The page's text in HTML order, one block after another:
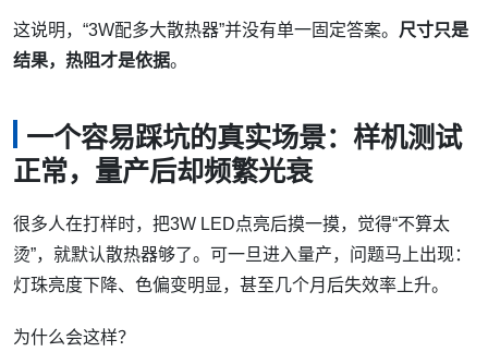
这说明，“3W配多大散热器”并没有单一固定答案。 尺寸只是
结果，热阻才是依据。
一个容易踩坑的真实场景：样机测试
正常，量产后却频繁光衰
很多人在打样时，把3W LED点亮后摸一摸，觉得“不算太
烫”，就默认散热器够了。可一旦进入量产，问题马上出现：
灯珠亮度下降、色偏变明显，甚至几个月后失效率上升。
为什么会这样？